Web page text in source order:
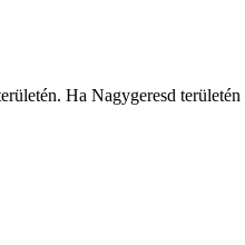
Ha Nagygeresd területén